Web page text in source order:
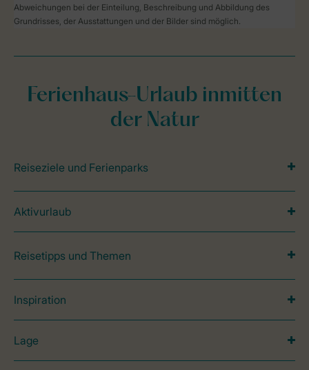
Abweichungen bei der Einteilung, Beschreibung und Abbildung des
Grundrisses, der Ausstattungen und der Bilder sind möglich.
Ferienhaus-Urlaub inmitten
der Natur
Reiseziele und Ferienparks
Aktivurlaub
Reisetipps und Themen
Inspiration
Lage